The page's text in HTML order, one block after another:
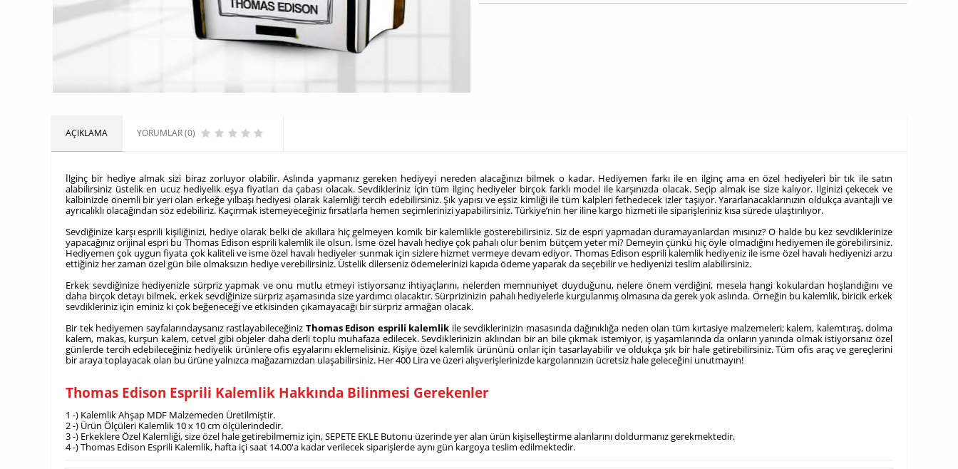
AÇIKLAMA YORUMLAR (0)
İlginç bir hediye almak sizi biraz zorluyor olabilir. Aslında yapmanız gereken hediyeyi nereden alacağınızı bilmek o kadar. Hediyemen farkı ile en ilginç ama en özel hediyeleri bir tık ile satın
alabilirsiniz üstelik en ucuz hediyelik eşya fiyatları da çabası olacak. Sevdikleriniz için tüm ilginç hediyeler birçok farklı model ile karşınızda olacak. Seçip almak ise size kalıyor. İlginizi çekecek ve
kalbinizde önemli bir yeri olan erkeğe yılbaşı hediyesi olarak kalemliği tercih edebilirsiniz. Şık yapısı ve eşsiz kimliği ile tüm kalpleri fethedecek izler taşıyor. Yararlanacaklarınızın oldukça avantajlı ve
ayrıcalıklı olacağından söz edebiliriz. Kaçırmak istemeyeceğiniz fırsatlarla hemen seçimlerinizi yapabilirsiniz. Türkiye’nin her iline kargo hizmeti ile siparişleriniz kısa sürede ulaştırılıyor.
Sevdiğinize karşı esprili kişiliğinizi, hediye olarak belki de akıllara hiç gelmeyen komik bir kalemlikle gösterebilirsiniz. Siz de espri yapmadan duramayanlardan mısınız? O halde bu kez sevdiklerinize
yapacağınız orijinal espri bu Thomas Edison esprili kalemlik ile olsun. İsme özel havalı hediye çok pahalı olur benim bütçem yeter mi? Demeyin çünkü hiç öyle olmadığını hediyemen ile görebilirsiniz.
Hediyemen çok uygun fiyata çok kaliteli ve isme özel havalı hediyeler sunmak için sizlere hizmet vermeye devam ediyor. Thomas Edison esprili kalemlik hediyeniz ile isme özel havalı hediyenizi arzu
ettiğiniz her zaman özel gün bile olmaksızın hediye verebilirsiniz. Üstelik dilerseniz ödemelerinizi kapıda ödeme yaparak da seçebilir ve hediyenizi teslim alabilirsiniz.
Erkek sevdiğinize hediyenizle sürpriz yapmak ve onu mutlu etmeyi istiyorsanız ihtiyaçlarını, nelerden memnuniyet duyduğunu, nelere önem verdiğini, mesela hangi kokulardan hoşlandığını ve
daha birçok detayı bilmek, erkek sevdiğinize sürpriz aşamasında size yardımcı olacaktır. Sürprizinizin pahalı hediyelerle kurgulanmış olmasına da gerek yok aslında. Örneğin bu kalemlik, biricik erkek
sevdikleriniz için eminiz ki çok beğeneceği ve etkisinden çıkamayacağı bir sürpriz armağan olacak.
Bir tek hediyemen sayfalarındaysanız rastlayabileceğiniz Thomas Edison esprili kalemlik ile sevdiklerinizin masasında dağınıklığa neden olan tüm kırtasiye malzemeleri; kalem, kalemtıraş, dolma
kalem, makas, kurşun kalem, cetvel gibi objeler daha derli toplu muhafaza edilecek. Sevdiklerinizin aklından bir an bile çıkmak istemiyor, iş yaşamlarında da onların yanında olmak istiyorsanız özel
günlerde tercih edebileceğiniz hediyelik ürünlere ofis eşyalarını eklemelisiniz. Kişiye özel kalemlik ürününü onlar için tasarlayabilir ve oldukça şık bir hale getirebilirsiniz. Tüm ofis araç ve gereçlerini
bir araya toplayacak olan bu ürüne yalnızca mağazamızdan ulaşabilirsiniz. Her 400 Lira ve üzeri alışverişlerinizde kargolarınızın ücretsiz hale geleceğini unutmayın!
Thomas Edison Esprili Kalemlik Hakkında Bilinmesi Gerekenler
1 -) Kalemlik Ahşap MDF Malzemeden Üretilmiştir.
2 -) Ürün Ölçüleri Kalemlik 10 x 10 cm ölçülerindedir.
3 -) Erkeklere Özel Kalemliği, size özel hale getirebilmemiz için, SEPETE EKLE Butonu üzerinde yer alan ürün kişiselleştirme alanlarını doldurmanız gerekmektedir.
4 -) Thomas Edison Esprili Kalemlik, hafta içi saat 14.00'a kadar verilecek siparişlerde aynı gün kargoya teslim edilmektedir.